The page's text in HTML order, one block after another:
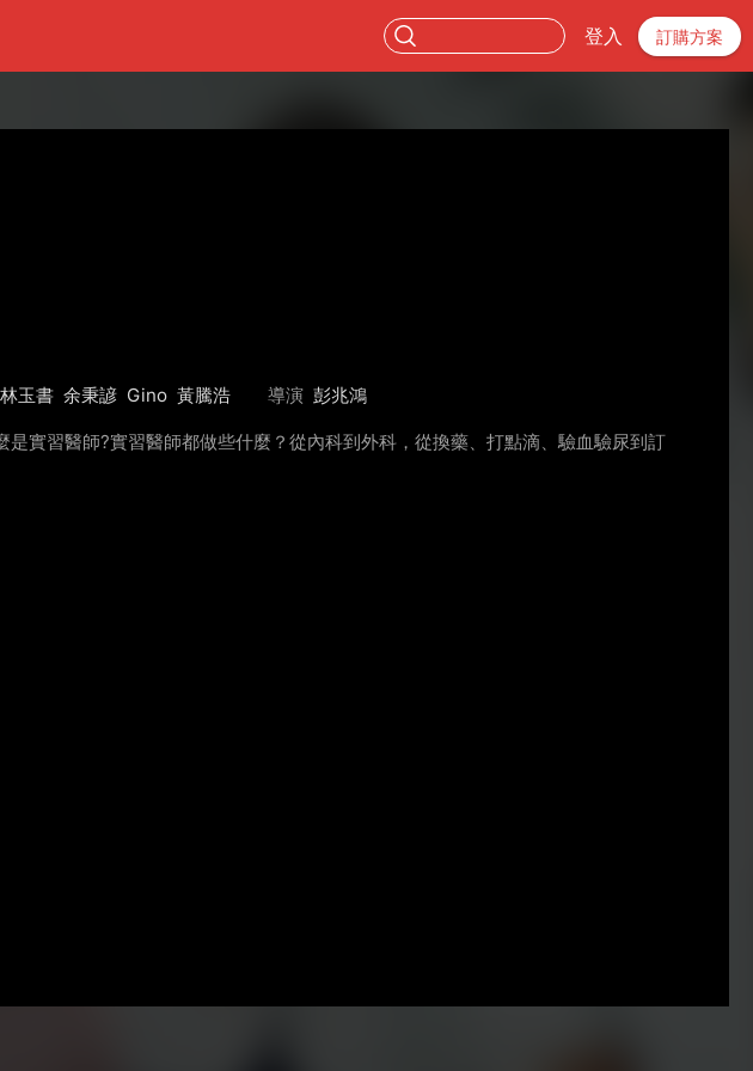
登入 訂購方案
林玉書 余秉諺 Gino 黃騰浩 導演 彭兆鴻
實習醫師?實習醫師都做些什麼？從內科到外科，從換藥、打點滴、驗血驗尿到訂